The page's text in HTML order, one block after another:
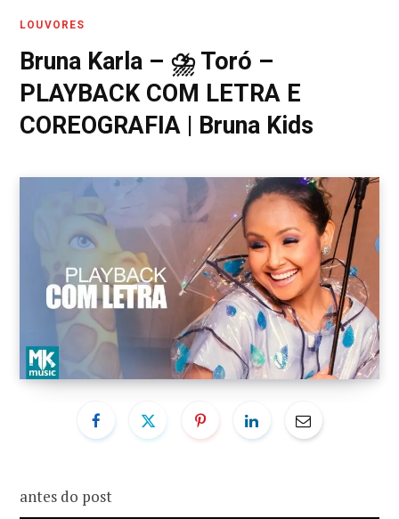
b
o
k a
m
LOUVORES
Bruna Karla – ⛈ Toró –
PLAYBACK COM LETRA E
COREOGRAFIA | Bruna Kids
antes do post